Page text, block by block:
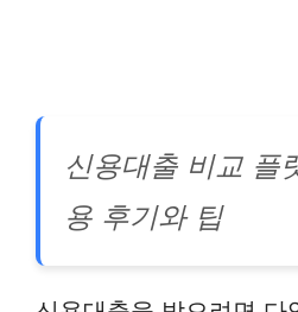
신용대출 비교 플
용 후기와 팁